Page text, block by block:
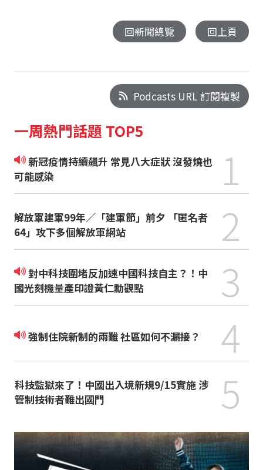
回新聞總覽 回上頁
Podcasts URL 訂閱複製
一周熱門話題 TOP5
新冠疫情持續飆升 常見八大症狀 沒發燒也
可能感染
1
解放軍建軍99年／「建軍節」前夕 「匿名者
64」攻下多個解放軍網站
2
對中科技圍堵反加速中國科技自主？！中
國光刻機量產印證黃仁勳觀點
3
強制住院新制的兩難 社區如何不漏接？ 4
科技監獄來了！中國出入境新規9/15實施 涉
管制技術者難出國門
5